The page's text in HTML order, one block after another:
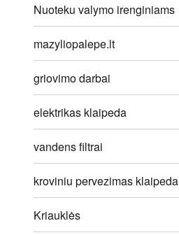
Nuoteku valymo irenginiams
mazyliopalepe.lt
griovimo darbai
elektrikas klaipeda
vandens filtrai
kroviniu pervezimas klaipeda
Kriauklės